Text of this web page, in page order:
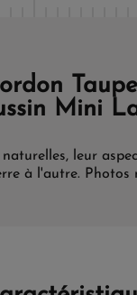
Mini
leur
à l'autre. Photos